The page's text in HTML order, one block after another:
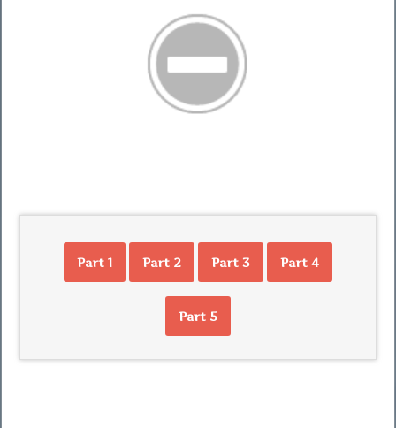
Part 1 Part 2 Part 3 Part 4
Part 5